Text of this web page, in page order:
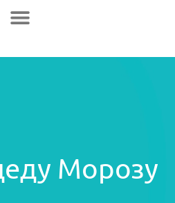
Морозу